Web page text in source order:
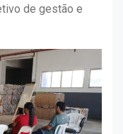
de gestão e